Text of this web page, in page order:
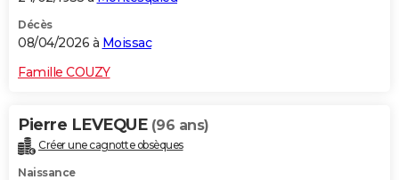
Décès
08/04/2026 à Moissac
Famille COUZY
Pierre LEVEQUE (96 ans)
Créer une cagnotte obsèques
Naissance